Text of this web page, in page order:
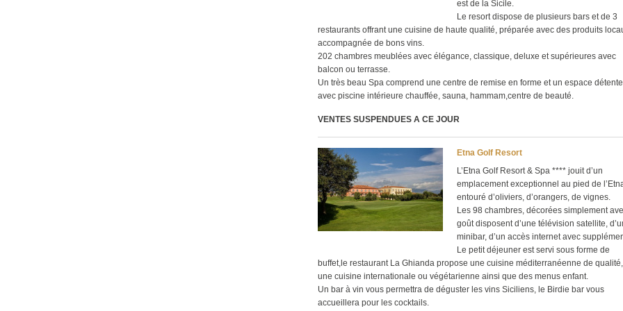
est de la Sicile.
Le resort dispose de plusieurs bars et de 3
restaurants offrant une cuisine de haute qualité, préparée avec des produits
accompagnée de bons vins.
202 chambres meublées avec élégance, classique, deluxe et supérieures avec
balcon ou terrasse.
Un très beau Spa comprend une centre de remise en forme et un espace détente
avec piscine intérieure chauffée, sauna, hammam,centre de beauté.
VENTES SUSPENDUES A CE JOUR
Etna Golf Resort
L’Etna Golf Resort & Spa **** jouit d’un
emplacement exceptionnel au pied de
entouré d’oliviers, d’orangers, de vignes.
Les 98 chambres, décorées simplement
goût disposent d’une télévision satellite,
minibar, d’un accès internet avec
Le petit déjeuner est servi sous forme de
buffet,le restaurant La Ghianda propose une cuisine méditerranéenne de qualité,
une cuisine internationale ou végétarienne ainsi que des menus enfant.
Un bar à vin vous permettra de déguster les vins Siciliens, le Birdie bar vous
accueillera pour les cocktails.